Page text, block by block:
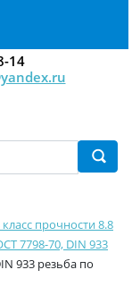
14
прочности 8.8
7798-70, DIN 933
933 резьба по